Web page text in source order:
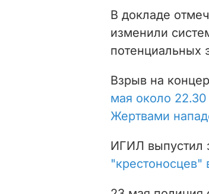
В докладе
изменили
потенциальных
Взрыв на
мая около
Жертвами
ИГИЛ выпустил
"крестоносцев"